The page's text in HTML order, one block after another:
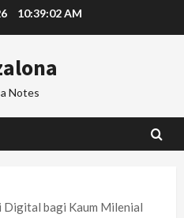
10:39:03 AM
Notes
Digital bagi Kaum Milenial